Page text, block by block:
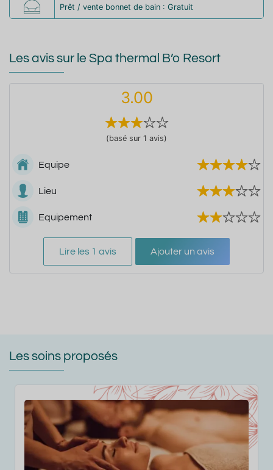
Prêt / vente bonnet de bain : Gratuit
Les avis sur le Spa thermal B’o Resort
3.00
(basé sur 1 avis)
Equipe
Lieu
Equipement
Lire les 1 avis Ajouter un avis
Les soins proposés